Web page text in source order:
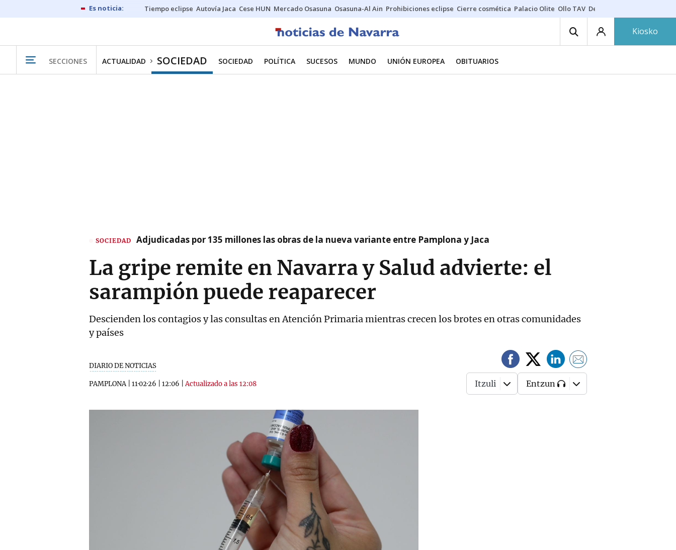
Tiempo eclipse Autovía Jaca Cese HUN Mercado Osasuna Osasuna-Al Ain Prohibiciones eclipse Cierre cosmética Palacio Olite Ollo TAV Derrama vecinos
Kiosko
SECCIONES ACTUALIDAD SOCIEDAD SOCIEDAD POLÍTICA SUCESOS MUNDO UNIÓN EUROPEA OBITUARIOS
SOCIEDAD Adjudicadas por 135 millones las obras de la nueva variante entre Pamplona y Jaca
La gripe remite en Navarra y Salud advierte: el
sarampión puede reaparecer
Descienden los contagios y las consultas en Atención Primaria mientras crecen los brotes en otras comunidades
y países
DIARIO DE NOTICIAS
PAMPLONA| 11·02·26 12:06 |Actualizado a las 12:08 Itzuli Entzun